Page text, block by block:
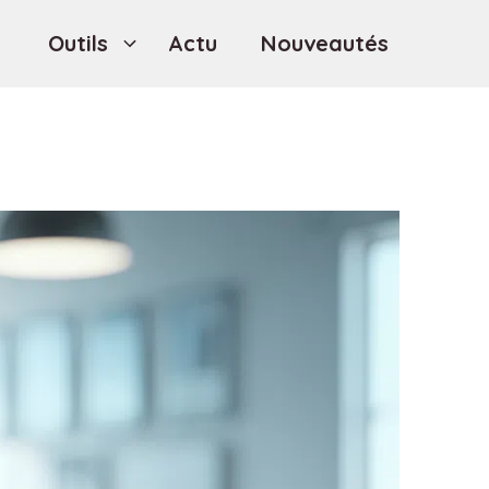
Outils Actu Nouveautés